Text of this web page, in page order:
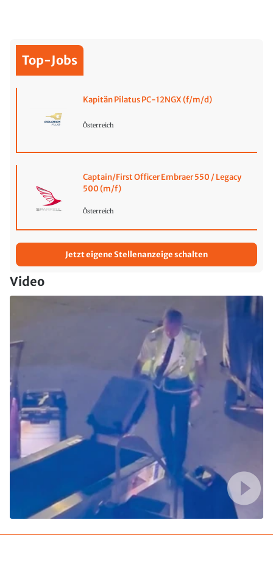
Top-Jobs
Kapitän Pilatus PC-12NGX (f/m/d)
Österreich
Captain/First Officer Embraer 550 / Legacy
500 (m/f)
Österreich
Jetzt eigene Stellenanzeige schalten
Video